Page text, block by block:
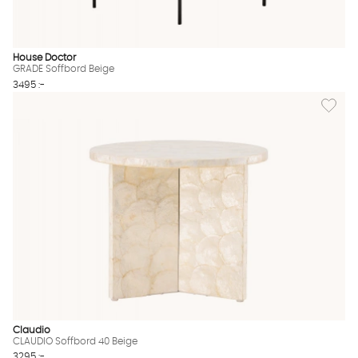
House Doctor
GRADE Soffbord Beige
3495 :-
Lägg
Claudio
CLAUDIO Soffbord 40 Beige